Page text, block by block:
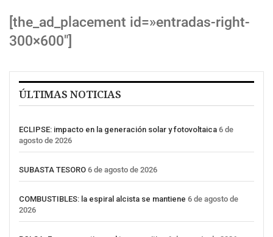
[the_ad_placement id=»entradas-right-
300×600″]
ÚLTIMAS NOTICIAS
ECLIPSE: impacto en la generación solar y fotovoltaica 6 de
agosto de 2026
SUBASTA TESORO 6 de agosto de 2026
COMBUSTIBLES: la espiral alcista se mantiene 6 de agosto de
2026